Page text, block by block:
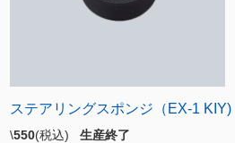
ステアリングスポンジ（EX-1 KIY)
\550(税込) 生産終了